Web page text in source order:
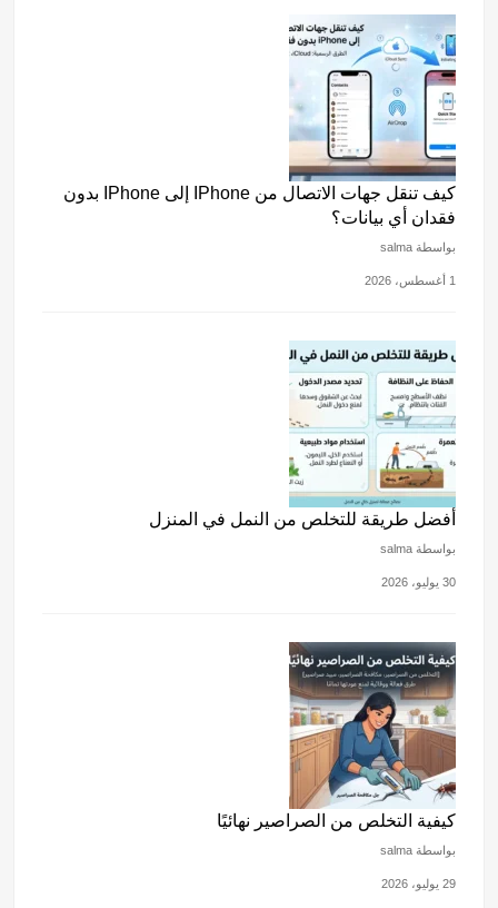
كيف تنقل جهات الاتصال من IPhone إلى IPhone بدون
فقدان أي بيانات؟
بواسطة salma
1 أغسطس، 2026
أفضل طريقة للتخلص من النمل في المنزل
بواسطة salma
30 يوليو، 2026
كيفية التخلص من الصراصير نهائيًا
بواسطة salma
29 يوليو، 2026